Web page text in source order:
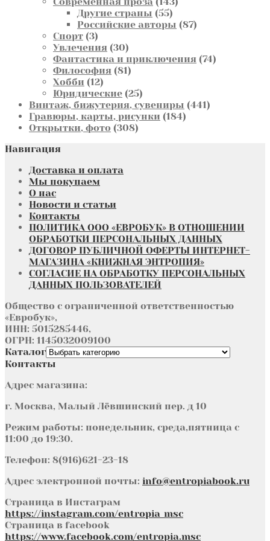
Другие страны 5555
товаров
Российские авторы 8787
Спорт 33
товара
Увлечения 3030
товаров
Фантастика и приключения 7474
Философия 8181
Хобби 1212
товаров
Юридические 2525
товаров
Винтаж, бижутерия, сувениры 441441
Гравюры, карты, рисунки 184184
Открытки, фото 308308
Навигация
Доставка и оплата
Мы покупаем
О нас
Новости и статьи
Контакты
ПОЛИТИКА ООО «ЕВРОБУК» В ОТНОШЕНИИ
ОБРАБОТКИ ПЕРСОНАЛЬНЫХ ДАННЫХ
ДОГОВОР ПУБЛИЧНОЙ ОФЕРТЫ ИНТЕРНЕТ-
МАГАЗИНА «КНИЖНАЯ ЭНТРОПИЯ»
СОГЛАСИЕ НА ОБРАБОТКУ ПЕРСОНАЛЬНЫХ
ДАННЫХ ПОЛЬЗОВАТЕЛЕЙ
Общество с ограниченной ответственностью
«Евробук»,
ИНН: 5015285446,
ОГРН: 1145032009100
Каталог
Контакты
Адрес магазина:
г. Москва, Малый Лёвшинский пер. д 10
Режим работы: понедельник, среда,пятница с
11:00 до 19:30.
Телефон: 8(916)621-23-18
Адрес электронной почты: info@entropiabook.ru
Страница в Инстаграм
https://instagram.com/entropia_msc
Страница в facebook
https://www.facebook.com/entropia.msc